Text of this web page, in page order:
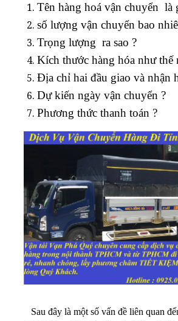
Tên hàng hoá vận chuyển là
số lượng vận chuyển bao
Trọng lượng ra sao ?
Kích thước hàng hóa như thế
Địa chỉ hai đầu giao và nhận
Dự kiến ngày vận chuyển ?
Phương thức thanh toán ?
Sau đây là một số vấn đề liên quan